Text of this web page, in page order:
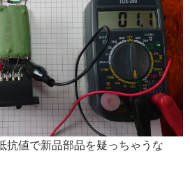
抗値で新品部品を疑っちゃうな